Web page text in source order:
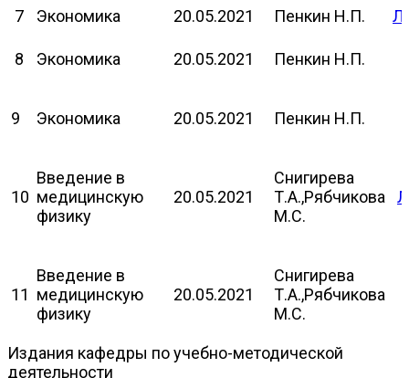
7 Экономика 20.05.2021 Пенкин Н.П.
8 Экономика 20.05.2021 Пенкин Н.П.
9 Экономика 20.05.2021 Пенкин Н.П.
10
Введение в
медицинскую
физику
20.05.2021
Снигирева
Т.А.,Рябчикова
М.С.
11
Введение в
медицинскую
физику
20.05.2021
Снигирева
Т.А.,Рябчикова
М.С.
Издания кафедры по учебно-методической
деятельности